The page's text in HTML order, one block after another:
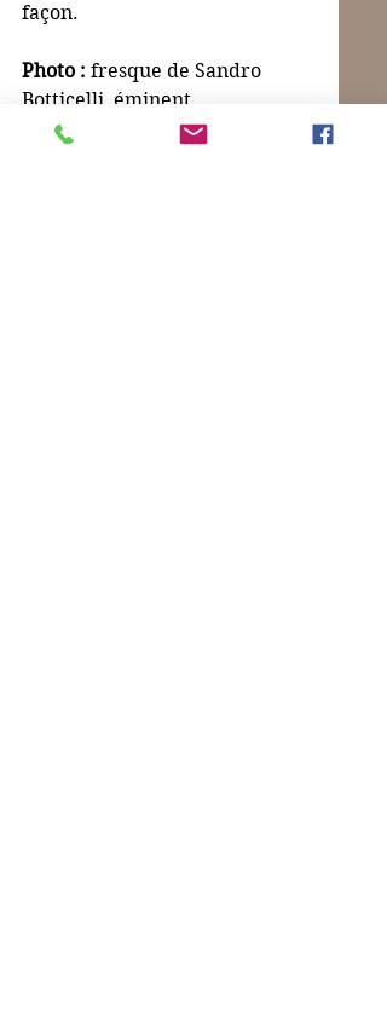
façon.
Photo : fresque de Sandro
Botticelli, éminent
représentant de la Renaissance